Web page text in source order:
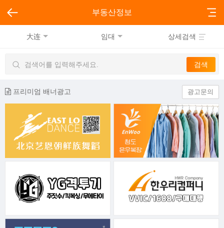
부동산정보
大连 임대 상세검색
프리미엄 배너광고 광고문의